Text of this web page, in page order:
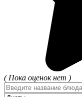
( Пока оценок нет )